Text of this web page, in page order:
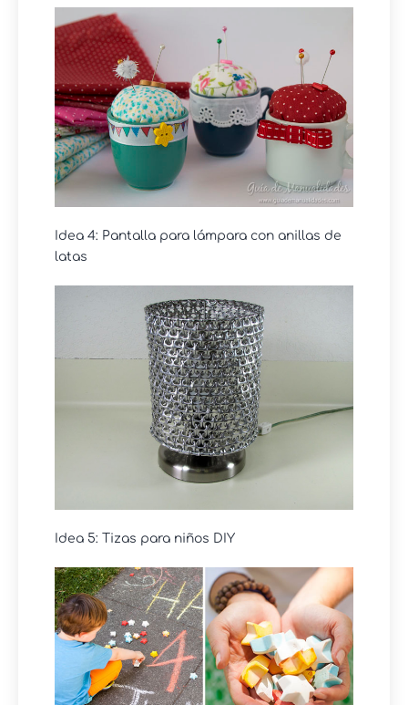
Idea 4: Pantalla para lámpara con anillas de
latas
Idea 5: Tizas para niños DIY